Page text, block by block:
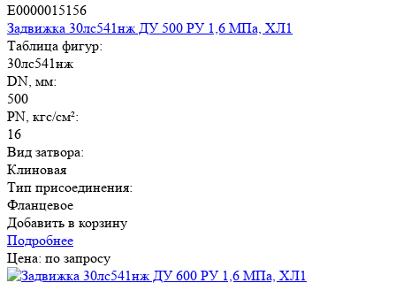
E0000015156
Задвижка 30лс541нж ДУ 500 РУ 1,6 МПа, ХЛ1
Таблица фигур:
30лс541нж
DN, мм:
500
PN, кгс/см²:
16
Вид затвора:
Клиновая
Тип присоединения:
Фланцевое
Добавить в корзину
Подробнее
Цена: по запросу